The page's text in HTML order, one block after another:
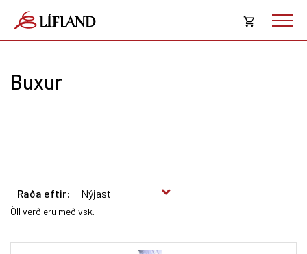
Opna
Karfan þín
Buxur
Öll verð eru með vsk.
Raða eftir: